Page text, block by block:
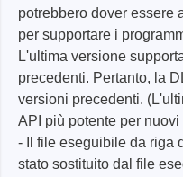
potrebbero dover essere
per supportare i
L'ultima versione
precedenti. Pertanto, la
versioni precedenti.
API più potente per
- Il file eseguibile da riga
stato sostituito dal file